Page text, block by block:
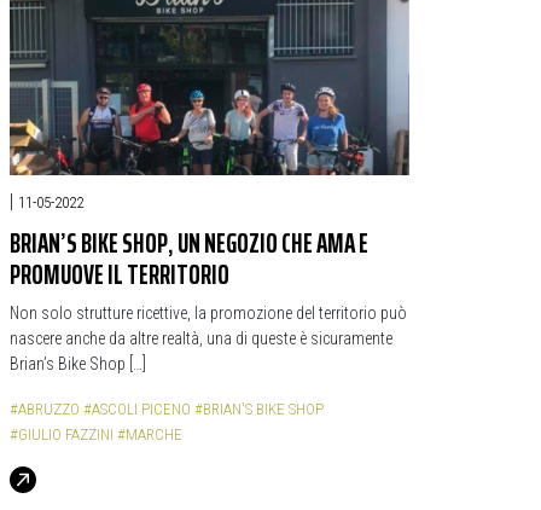
| 11-05-2022
BRIAN’S BIKE SHOP, UN NEGOZIO CHE AMA E
PROMUOVE IL TERRITORIO
Non solo strutture ricettive, la promozione del territorio può
nascere anche da altre realtà, una di queste è sicuramente
Brian’s Bike Shop […]
#ABRUZZO #ASCOLI PICENO #BRIAN'S BIKE SHOP
#GIULIO FAZZINI #MARCHE